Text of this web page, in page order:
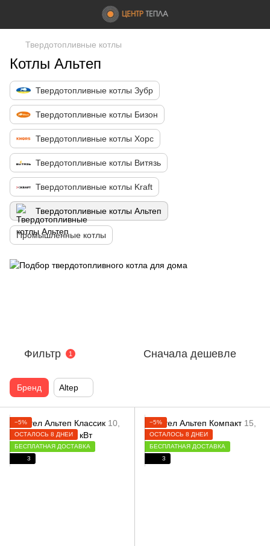
Твердотопливные котлы
Котлы Альтеп
Твердотопливные котлы Зубр
Твердотопливные котлы Бизон
Твердотопливные котлы Хорс
Твердотопливные котлы Витязь
Твердотопливные котлы Kraft
Твердотопливные котлы Альтеп
Промышленные котлы
Фильтр 1 Сначала дешевле
Бренд Altep
−5%
ОСТАЛОСЬ 8 ДНЕЙ
БЕСПЛАТНАЯ ДОСТАВКА
3
−5%
ОСТАЛОСЬ 8 ДНЕЙ
БЕСПЛАТНАЯ ДОСТАВКА
3